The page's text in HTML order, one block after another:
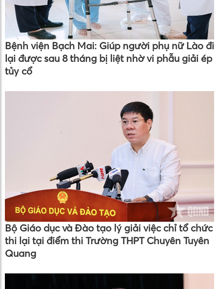
Bệnh viện Bạch Mai: Giúp người phụ nữ Lào đi
lại được sau 8 tháng bị liệt nhờ vi phẫu giải ép
tủy cổ
Bộ Giáo dục và Đào tạo lý giải việc chỉ tổ chức
thi lại tại điểm thi Trường THPT Chuyên Tuyên
Quang